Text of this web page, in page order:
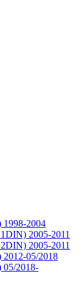
1998-2004
2005-2011
2005-2011
2012-05/2018
05/2018-